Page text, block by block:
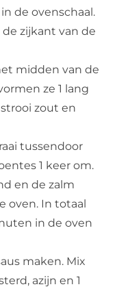
de ovenschaal.
zijkant van de
midden van de
ze 1 lang
zout en
tussendoor
1 keer om.
en de zalm
oven. In totaal
in de oven
maken. Mix
azijn en 1